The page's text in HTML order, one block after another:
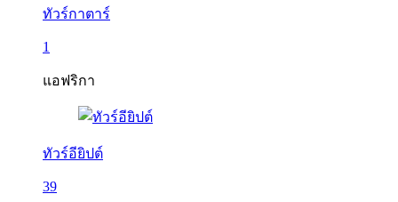
ทัวร์กาตาร์
1
แอฟริกา
ทัวร์อียิปต์
39